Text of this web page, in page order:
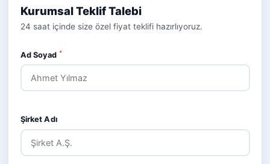
Kurumsal Teklif Talebi
24 saat içinde size özel fiyat teklifi hazırlıyoruz.
Ad Soyad *
Şirket Adı